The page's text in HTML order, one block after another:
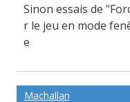
Sinon essais de
r le jeu en mode
e
Machallan